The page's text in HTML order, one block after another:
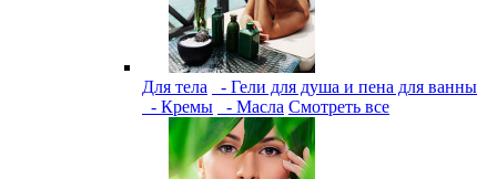
Для тела
- Гели для душа и пена для ванны
- Кремы
- Масла Смотреть все